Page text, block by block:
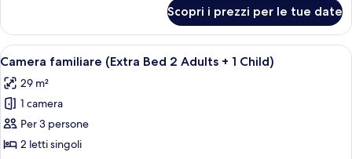
Premium
Scopri i prezzi per le tue date
Apri
tutte
le
foto
per
Camera
Una camera d'albergo con due letti,
4
Camera familiare (Extra Bed 2 Adults + 1 Child)
29 m²
1 camera
Per 3 persone
2 letti singoli